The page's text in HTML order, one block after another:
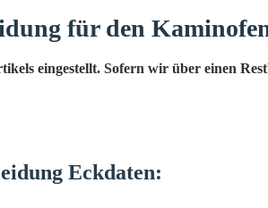
für den
eingestellt. Sofern wir über einen
Eckdaten: